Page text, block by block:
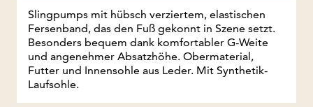
Slingpumps mit hübsch verziertem, elastischen
Fersenband, das den Fuß gekonnt in Szene setzt.
Besonders bequem dank komfortabler G-Weite
und angenehmer Absatzhöhe. Obermaterial,
Futter und Innensohle aus Leder. Mit Synthetik-
Laufsohle.